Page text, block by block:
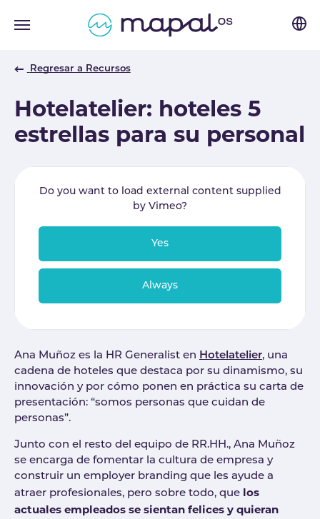
Regresar a Recursos
Hotelatelier: hoteles 5
estrellas para su personal
Do you want to load external content supplied
by Vimeo?
Yes
Always
Ana Muñoz es la HR Generalist en Hotelatelier, una
cadena de hoteles que destaca por su dinamismo, su
innovación y por cómo ponen en práctica su carta de
presentación: “somos personas que cuidan de
personas”.
Junto con el resto del equipo de RR.HH., Ana Muñoz
se encarga de fomentar la cultura de empresa y
construir un employer branding que les ayude a
atraer profesionales, pero sobre todo, que los
actuales empleados se sientan felices y quieran